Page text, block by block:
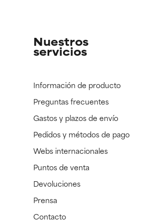
Nuestros
servicios
Información de producto
Preguntas frecuentes
Gastos y plazos de envío
Pedidos y métodos de pago
Webs internacionales
Puntos de venta
Devoluciones
Prensa
Contacto